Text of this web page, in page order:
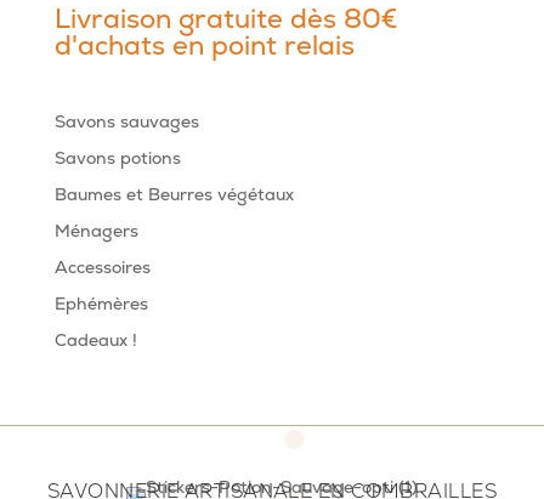
Livraison gratuite dès 80€
d'achats en point relais
Savons sauvages
Savons potions
Baumes et Beurres végétaux
Ménagers
Accessoires
Ephémères
Cadeaux !
SAVONNERIE ARTISANALE EN COMBRAILLES